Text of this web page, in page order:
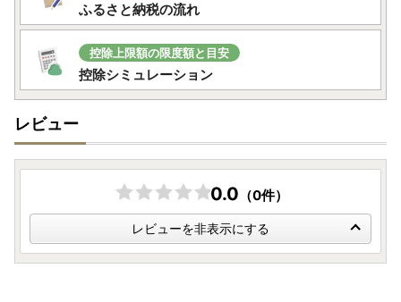
までご連絡をお願いいたします。
【返礼品の発送について】
・返礼品は、提供事業者にて準備が整い次第、順次発送いた
・納期につきましては、返礼品ページに目安を記載しており
ますので、ご確認ください。
・お申込みが集中した場合は、ページ記載の期日より発送ま
でにお時間を頂戴する場合がございます。予めご了承くださ
・長期不在等でお受け取りが難しい日があられる場合は備考
欄にご入力ください。
・一部、不在日やご希望日をご入力いただいても対応が難し
ふるさと納税の流れ
控除上限額の限度額と目安
控除シミュレーション
レビュー
0.0 （0件）
レビューを非表示にする